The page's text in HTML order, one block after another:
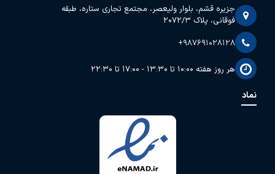
جزیره قشم، بلوار ولیعصر، مجتمع تجاری ستاره، طبقه
فوقانی، پلاک 2072/3
+987691028128
هر روز هفته 10:00 تا 13:30 - 17:00 تا 22:30
نماد